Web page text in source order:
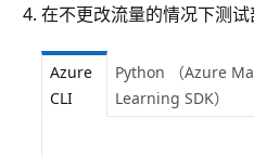
在不更改流量的情况下测
Azure
CLI
Python （Azure
Learning SDK）